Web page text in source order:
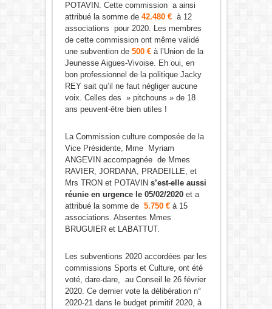
POTAVIN. Cette commission a ainsi
attribué la somme de 42.480 € à 12
associations pour 2020. Les membres
de cette commission ont même validé
une subvention de 500 €à l’Union de la
Jeunesse Aigues-Vivoise. Eh oui, en
bon professionnel de la politique Jacky
REY sait qu’il ne faut négliger aucune
voix. Celles des » pitchouns » de 18
ans peuvent-être bien utiles !
La Commission culture composée de la
Vice Présidente, Mme Myriam
ANGEVIN accompagnée de Mmes
RAVIER, JORDANA, PRADEILLE, et
Mrs TRON et POTAVIN s’est-elle aussi
réunie en urgence le 05/02/2020et a
attribué la somme de 5.750 € à 15
associations. Absentes Mmes
BRUGUIER et LABATTUT.
Les subventions 2020 accordées par les
commissions Sports et Culture, ont été
voté, dare-dare, au Conseil le 26 février
2020. Ce dernier vote la délibération n°
2020-21 dans le budget primitif 2020, à